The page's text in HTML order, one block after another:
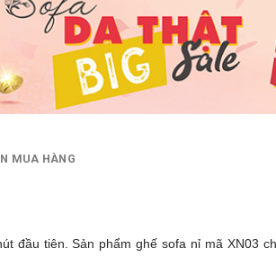
MUA HÀNG
đầu tiên. Sản phẩm ghế sofa nỉ mã XN03